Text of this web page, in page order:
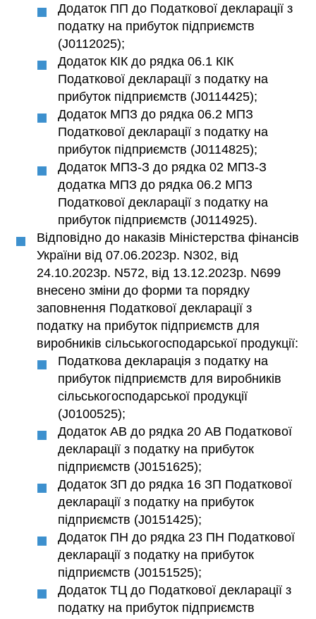
Додаток ПП до Податкової декларації з
податку на прибуток підприємств
(J0112025);
Додаток КІК до рядка 06.1 КІК
Податкової декларації з податку на
прибуток підприємств (J0114425);
Додаток МПЗ до рядка 06.2 МПЗ
Податкової декларації з податку на
прибуток підприємств (J0114825);
Додаток МПЗ-З до рядка 02 МПЗ-З
додатка МПЗ до рядка 06.2 МПЗ
Податкової декларації з податку на
прибуток підприємств (J0114925).
Відповідно до наказів Міністерства фінансів
України від 07.06.2023р. N302, від
24.10.2023р. N572, від 13.12.2023р. N699
внесено зміни до форми та порядку
заповнення Податкової декларації з
податку на прибуток підприємств для
виробників сільськогосподарської продукції:
Податкова декларація з податку на
прибуток підприємств для виробників
сільськогосподарської продукції
(J0100525);
Додаток АВ до рядка 20 АВ Податкової
декларації з податку на прибуток
підприємств (J0151625);
Додаток ЗП до рядка 16 ЗП Податкової
декларації з податку на прибуток
підприємств (J0151425);
Додаток ПН до рядка 23 ПН Податкової
декларації з податку на прибуток
підприємств (J0151525);
Додаток ТЦ до Податкової декларації з
податку на прибуток підприємств